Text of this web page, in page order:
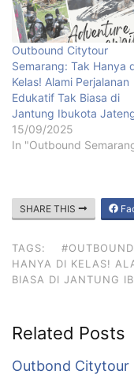
Outbound Citytour
Semarang: Tak Hanya
Kelas! Alami Perjalanan
Edukatif Tak Biasa di
Jantung Ibukota
15/09/2025
In "Outbound
SHARE THIS
TAGS:
HANYA DI KELAS!
BIASA DI JANTUNG
Related Posts
Outbond Citytour